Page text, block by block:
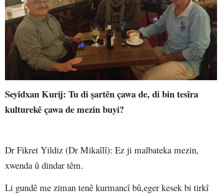
Seyîdxan Kurij: Tu di şartên çawa de, di bin tesîra
kulturekê çawa de mezin buyi?
Dr Fikret Yildiz (Dr Mikaîlî): Ez ji malbateka mezin,
xwenda û dindar têm.
Li gundê me ziman tenê kurmancî bû,eger kesek bi tirkî